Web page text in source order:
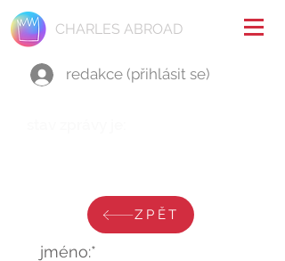
CHARLES ABROAD
redakce (přihlásit se)
ZPĚT
jméno:*